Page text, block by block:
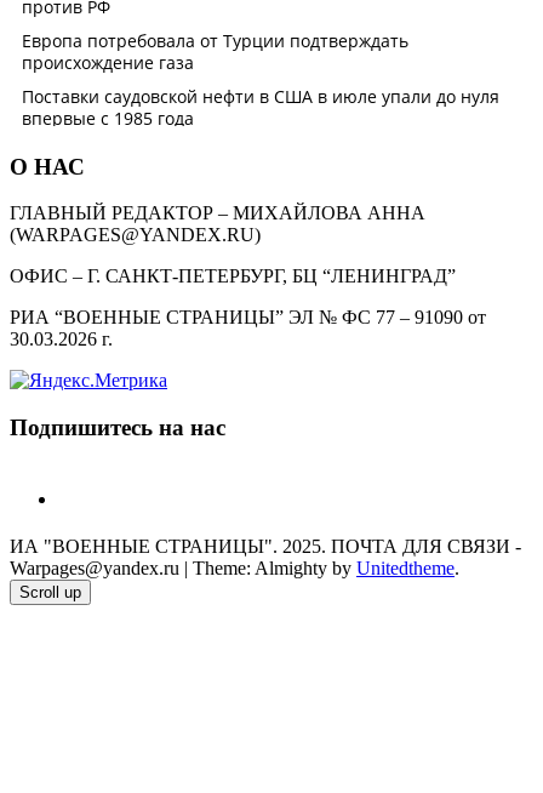
О НАС
ГЛАВНЫЙ РЕДАКТОР – МИХАЙЛОВА АННА
(WARPAGES@YANDEX.RU)
ОФИС – Г. САНКТ-ПЕТЕРБУРГ, БЦ “ЛЕНИНГРАД”
РИА “ВОЕННЫЕ СТРАНИЦЫ” ЭЛ № ФС 77 – 91090 от
30.03.2026 г.
Подпишитесь на нас
ИА "ВОЕННЫЕ СТРАНИЦЫ". 2025. ПОЧТА ДЛЯ СВЯЗИ -
Warpages@yandex.ru | Theme: Almighty by Unitedtheme.
Scroll up